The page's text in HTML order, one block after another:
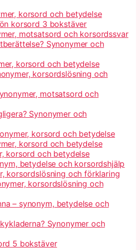
korsord och betydelse
korsord 3 bokstäver
motsatsord och korsordssvar
Synonymer och
korsord och betydelse
korsordslösning och
motsatsord och
Synonymer och
korsord och betydelse
korsord och betydelse
korsord och betydelse
betydelse och korsordshjälp
korsordslösning och förklaring
korsordslösning och
– synonym, betydelse och
Synonymer och
5 bokstäver